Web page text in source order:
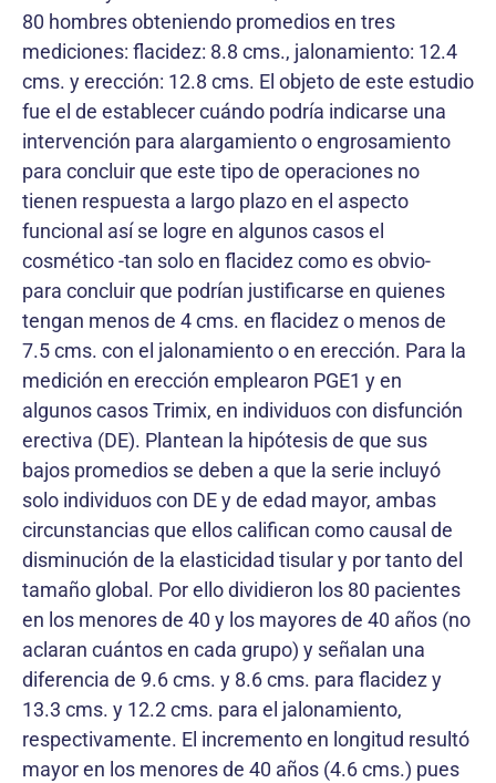
80 hombres obteniendo promedios en tres
mediciones: flacidez: 8.8 cms., jalonamiento: 12.4
cms. y erección: 12.8 cms. El objeto de este estudio
fue el de establecer cuándo podría indicarse una
intervención para alargamiento o engrosamiento
para concluir que este tipo de operaciones no
tienen respuesta a largo plazo en el aspecto
funcional así se logre en algunos casos el
cosmético -tan solo en flacidez como es obvio-
para concluir que podrían justificarse en quienes
tengan menos de 4 cms. en flacidez o menos de
7.5 cms. con el jalonamiento o en erección. Para la
medición en erección emplearon PGE1 y en
algunos casos Trimix, en individuos con disfunción
erectiva (DE). Plantean la hipótesis de que sus
bajos promedios se deben a que la serie incluyó
solo individuos con DE y de edad mayor, ambas
circunstancias que ellos califican como causal de
disminución de la elasticidad tisular y por tanto del
tamaño global. Por ello dividieron los 80 pacientes
en los menores de 40 y los mayores de 40 años (no
aclaran cuántos en cada grupo) y señalan una
diferencia de 9.6 cms. y 8.6 cms. para flacidez y
13.3 cms. y 12.2 cms. para el jalonamiento,
respectivamente. El incremento en longitud resultó
mayor en los menores de 40 años (4.6 cms.) pues